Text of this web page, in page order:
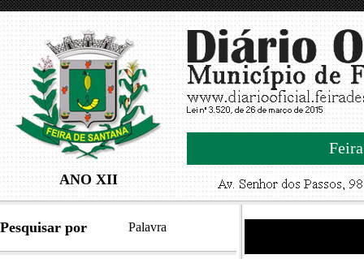
ANO XII
Pesquisar por Palavra